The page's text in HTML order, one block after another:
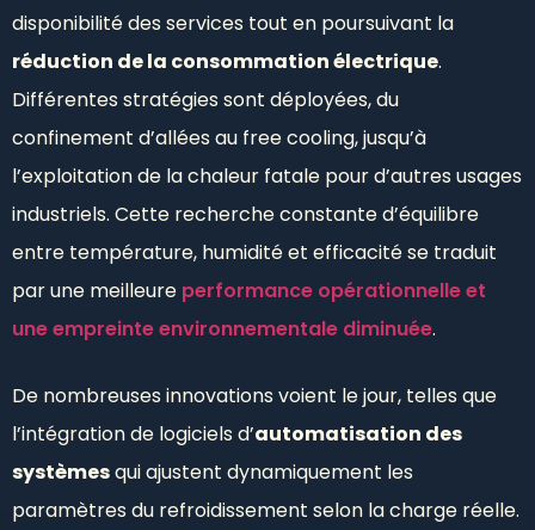
disponibilité des services tout en poursuivant la
réduction de la consommation électrique.
Différentes stratégies sont déployées, du
confinement d’allées au free cooling, jusqu’à
l’exploitation de la chaleur fatale pour d’autres usages
industriels. Cette recherche constante d’équilibre
entre température, humidité et efficacité se traduit
par une meilleure performance opérationnelle et
une empreinte environnementale diminuée.
De nombreuses innovations voient le jour, telles que
l’intégration de logiciels d’automatisation des
systèmesqui ajustent dynamiquement les
paramètres du refroidissement selon la charge réelle.